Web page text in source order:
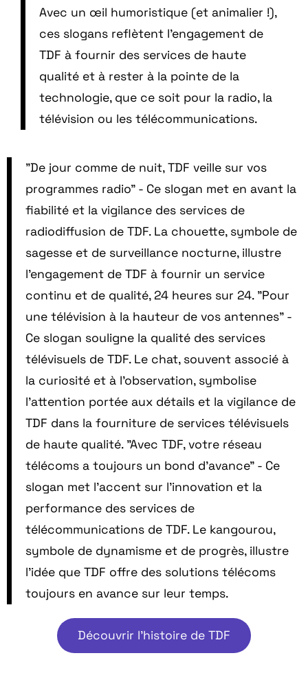
Avec un œil humoristique (et animalier !),
ces slogans reflètent l'engagement de
TDF à fournir des services de haute
qualité et à rester à la pointe de la
technologie, que ce soit pour la radio, la
télévision ou les télécommunications.
"De jour comme de nuit, TDF veille sur vos
programmes radio" - Ce slogan met en avant la
fiabilité et la vigilance des services de
radiodiffusion de TDF. La chouette, symbole de
sagesse et de surveillance nocturne, illustre
l'engagement de TDF à fournir un service
continu et de qualité, 24 heures sur 24. "Pour
une télévision à la hauteur de vos antennes" -
Ce slogan souligne la qualité des services
télévisuels de TDF. Le chat, souvent associé à
la curiosité et à l'observation, symbolise
l'attention portée aux détails et la vigilance de
TDF dans la fourniture de services télévisuels
de haute qualité. "Avec TDF, votre réseau
télécoms a toujours un bond d'avance" - Ce
slogan met l'accent sur l'innovation et la
performance des services de
télécommunications de TDF. Le kangourou,
symbole de dynamisme et de progrès, illustre
l'idée que TDF offre des solutions télécoms
toujours en avance sur leur temps.
Découvrir l'histoire de TDF